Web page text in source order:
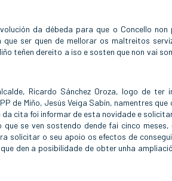
da débeda para que o Concello
ser quen de mellorar os maltreitos
teñen dereito a iso e sosten que non vai
Ricardo Sánchez Oroza, logo de ter
de Miño, Jesús Veiga Sabín, namentres que
da cita foi informar de esta novidade e
que se ven sostendo dende fai cinco
solicitar o seu apoio os efectos de
den a posibilidade de obter unha